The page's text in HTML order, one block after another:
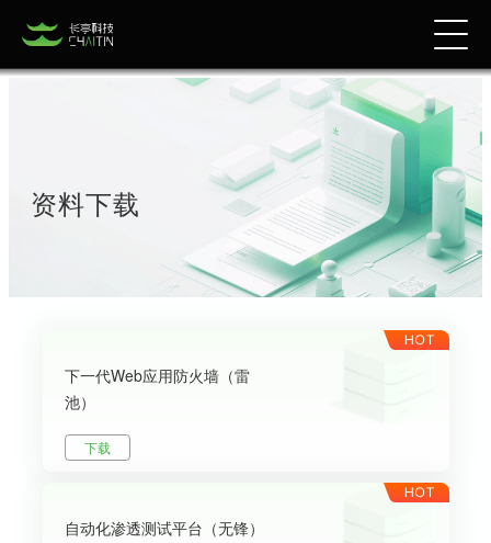
资料下载
下一代Web应用防火墙（雷
池）
下载
自动化渗透测试平台（无锋）